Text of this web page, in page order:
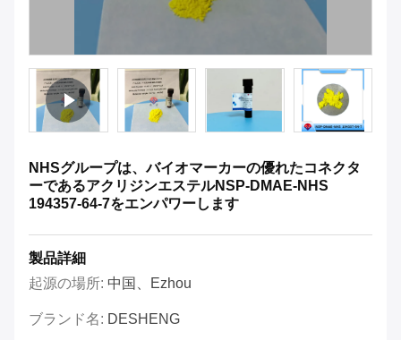
NHSグループは、バイオマーカーの優れたコネクタ
ーであるアクリジンエステルNSP-DMAE-NHS
194357-64-7をエンパワーします
製品詳細
起源の場所: 中国、ezhou
ブランド名: DESHENG